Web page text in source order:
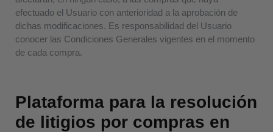
efectuado el Usuario con anterioridad a la aprobación de
dichas modificaciones. Es responsabilidad del Usuario
conocer las Condiciones Generales vigentes en el momento
de cada compra.
Plataforma para la resolución
de litigios por compras en